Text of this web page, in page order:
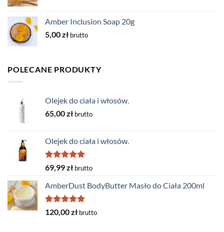
Amber Inclusion Soap 20g
5,00zł brutto
POLECANE PRODUKTY
Olejek do ciała i włosów.
65,00zł brutto
Olejek do ciała i włosów.
Rated5.00
out of 5
69,99zł brutto
AmberDust BodyButter Masło do Ciała 200ml
Rated5.00
out of 5
120,00zł brutto